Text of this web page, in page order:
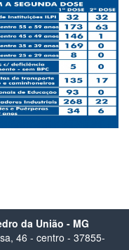
da União - MG
46 - centro - 37855-